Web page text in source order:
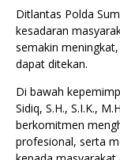
Ditlantas Polda
kesadaran
semakin
dapat ditekan.
Di bawah
Sidiq, S.H., S.I.K.,
berkomitmen
profesional, serta